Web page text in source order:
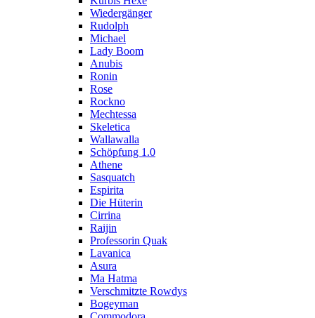
Wiedergänger
Rudolph
Michael
Lady Boom
Anubis
Ronin
Rose
Rockno
Mechtessa
Skeletica
Wallawalla
Schöpfung 1.0
Athene
Sasquatch
Espirita
Die Hüterin
Cirrina
Raijin
Professorin Quak
Lavanica
Asura
Ma Hatma
Verschmitzte Rowdys
Bogeyman